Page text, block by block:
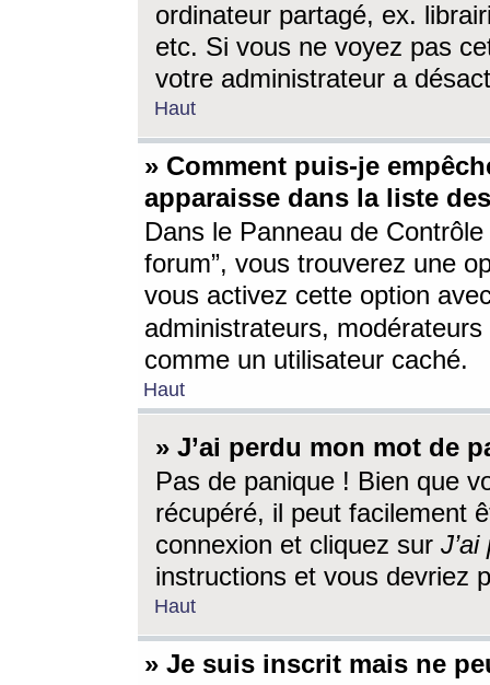
ordinateur partagé, ex.
etc. Si vous ne voyez pas
votre administrateur a
Haut
» Comment puis-je
apparaisse dans la liste
Dans le Panneau de
forum”, vous trouverez une
vous activez cette option
administrateurs,
comme un utilisateur caché.
Haut
» J’ai perdu mon mot de
Pas de panique ! Bien que
récupéré, il peut facilement
connexion et cliquez sur
instructions et vous devriez
Haut
» Je suis inscrit mais ne